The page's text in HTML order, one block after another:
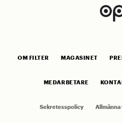
OM FILTER MAGASINET
MEDARBETARE
Sekretesspolicy